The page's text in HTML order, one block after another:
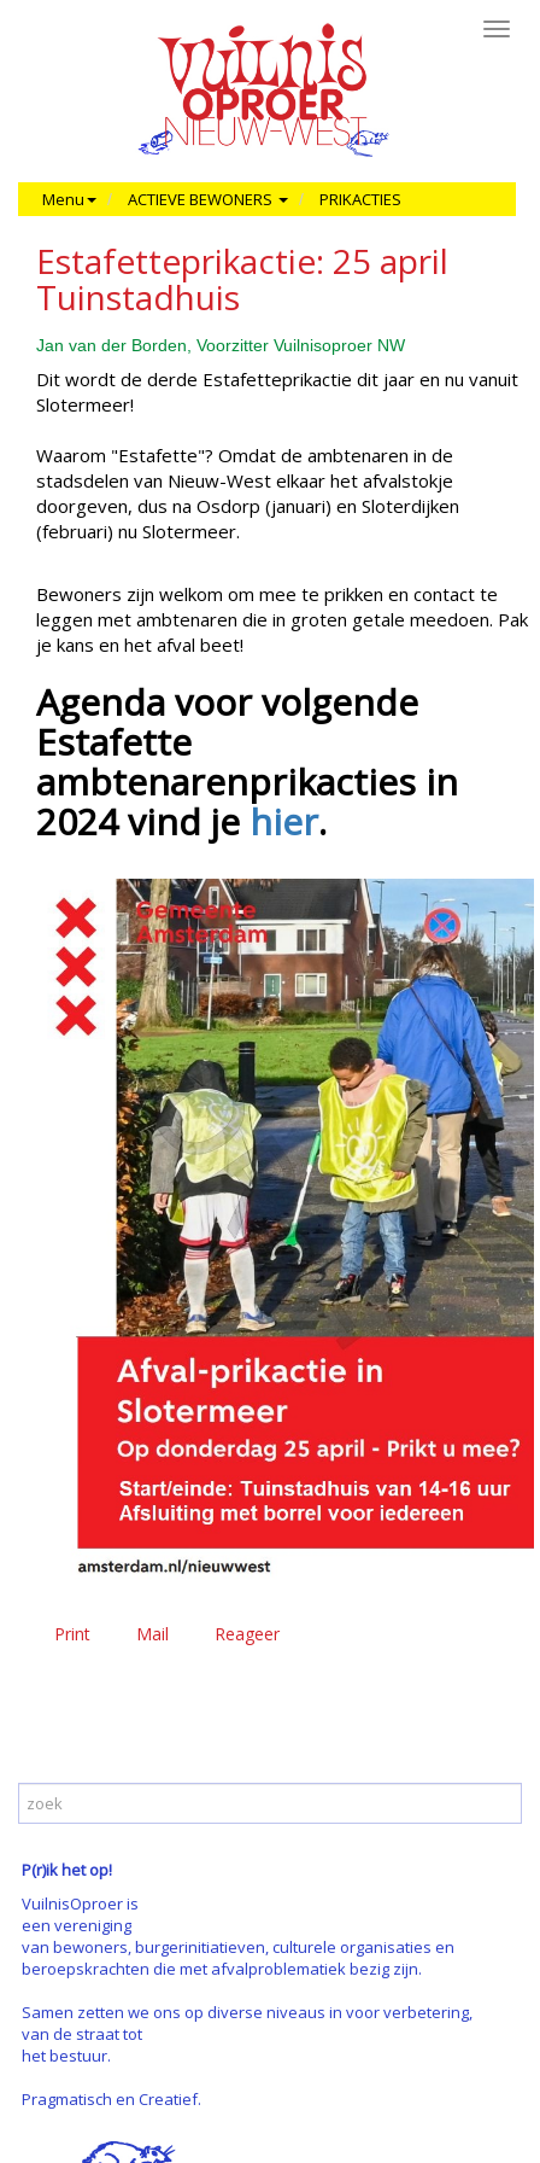
Menu ACTIEVE BEWONERS PRIKACTIES
Estafetteprikactie: 25 april
Tuinstadhuis
Jan van der Borden, Voorzitter Vuilnisoproer NW
Dit wordt de derde Estafetteprikactie dit jaar en nu vanuit
Slotermeer!
Waarom "Estafette"? Omdat de ambtenaren in de
stadsdelen van Nieuw-West elkaar het afvalstokje
doorgeven, dus na Osdorp (januari) en Sloterdijken
(februari) nu Slotermeer.
Bewoners zijn welkom om mee te prikken en contact te
leggen met ambtenaren die in groten getale meedoen. Pak
je kans en het afval beet!
Agenda voor volgende
Estafette
ambtenarenprikacties in
2024 vind je hier.
Print Mail Reageer
P(r)ik het op!
VuilnisOproer is
een vereniging
van bewoners, burgerinitiatieven, culturele organisaties en
beroepskrachten die met afvalproblematiek bezig zijn.
Samen zetten we ons op diverse niveaus in voor verbetering,
van de straat tot
het bestuur.
Pragmatisch en Creatief.